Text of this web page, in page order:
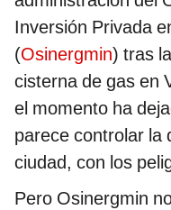
Inversión Privada
(Osinergmin) tras
cisterna de gas en
el momento ha
parece controlar la
ciudad, con los
Pero Osinergmin